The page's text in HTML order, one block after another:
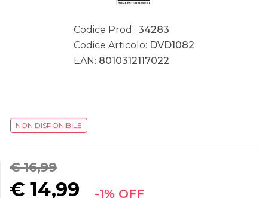
Codice Prod.: 34283
Codice Articolo: DVD1082
EAN: 8010312117022
NON DISPONIBILE
€ 16,99
€14,99 -1% OFF